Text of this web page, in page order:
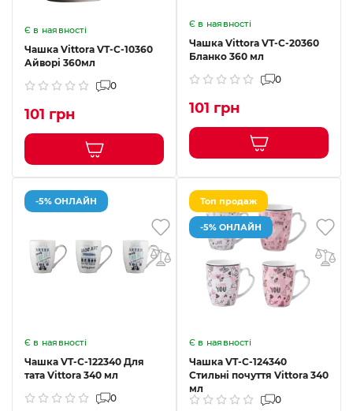
Є в наявності
Чашка Vittora VT-C-10360
Айворі 360мл
0
101 грн
Є в наявності
Чашка Vittora VT-C-20360
Бланко 360 мл
0
101 грн
-5% ОНЛАЙН
Є в наявності
Чашка VT-C-122340 Для
тата Vittora 340 мл
0
Топ продаж
-5% ОНЛАЙН
Є в наявності
Чашка VT-C-124340
Стильні почуття Vittora 340
мл
0